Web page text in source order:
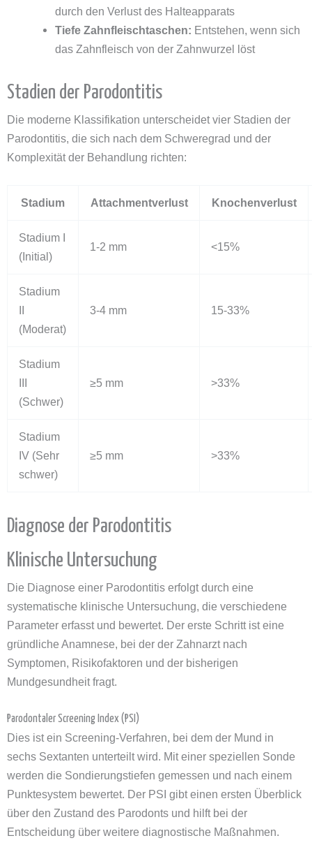
durch den Verlust des Halteapparats
Tiefe Zahnfleischtaschen: Entstehen, wenn sich
das Zahnfleisch von der Zahnwurzel löst
Stadien der Parodontitis
Die moderne Klassifikation unterscheidet vier Stadien der
Parodontitis, die sich nach dem Schweregrad und der
Komplexität der Behandlung richten:
Stadium Attachmentverlust Knochenverlust
Stadium I
(Initial)
1-2 mm <15%
Stadium
II
(Moderat)
3-4 mm 15-33%
Stadium
III
(Schwer)
≥5 mm >33%
Stadium
IV (Sehr
schwer)
≥5 mm >33%
Diagnose der Parodontitis
Klinische Untersuchung
Die Diagnose einer Parodontitis erfolgt durch eine
systematische klinische Untersuchung, die verschiedene
Parameter erfasst und bewertet. Der erste Schritt ist eine
gründliche Anamnese, bei der der Zahnarzt nach
Symptomen, Risikofaktoren und der bisherigen
Mundgesundheit fragt.
Parodontaler Screening Index (PSI)
Dies ist ein Screening-Verfahren, bei dem der Mund in
sechs Sextanten unterteilt wird. Mit einer speziellen Sonde
werden die Sondierungstiefen gemessen und nach einem
Punktesystem bewertet. Der PSI gibt einen ersten Überblick
über den Zustand des Parodonts und hilft bei der
Entscheidung über weitere diagnostische Maßnahmen.